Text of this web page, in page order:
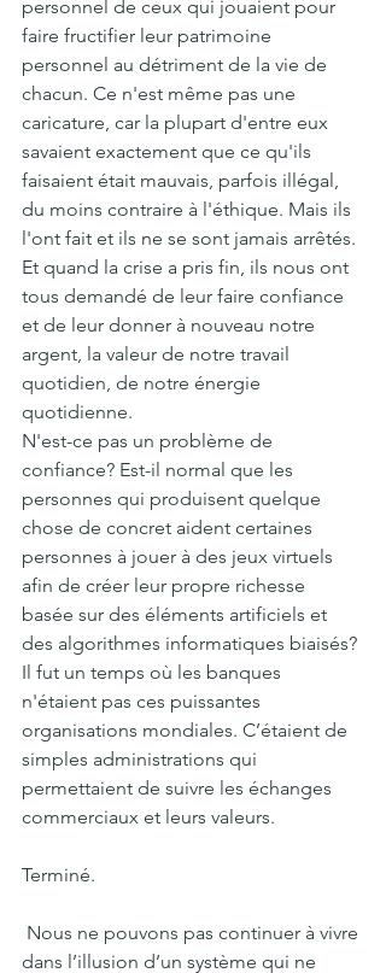
personnel de ceux qui jouaient pour
faire fructifier leur patrimoine
personnel au détriment de la vie de
chacun. Ce n'est même pas une
caricature, car la plupart d'entre eux
savaient exactement que ce qu'ils
faisaient était mauvais, parfois illégal,
du moins contraire à l'éthique. Mais ils
l'ont fait et ils ne se sont jamais arrêtés.
Et quand la crise a pris fin, ils nous ont
tous demandé de leur faire confiance
et de leur donner à nouveau notre
argent, la valeur de notre travail
quotidien, de notre énergie
quotidienne.
N'est-ce pas un problème de
confiance? Est-il normal que les
personnes qui produisent quelque
chose de concret aident certaines
personnes à jouer à des jeux virtuels
afin de créer leur propre richesse
basée sur des éléments artificiels et
des algorithmes informatiques biaisés?
Il fut un temps où les banques
n'étaient pas ces puissantes
organisations mondiales. C’étaient de
simples administrations qui
permettaient de suivre les échanges
commerciaux et leurs valeurs.
Terminé.
Nous ne pouvons pas continuer à vivre
dans l’illusion d’un système qui ne